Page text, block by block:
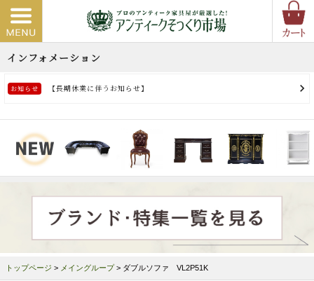
トップページ > メイングループ > ダブルソファ VL2P51K